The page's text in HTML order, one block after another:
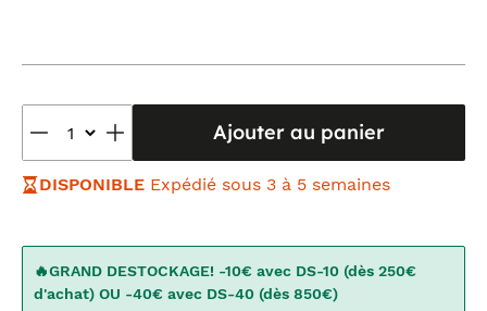
Ajouter au panier
DISPONIBLE Expédié sous 3 à 5 semaines
🔥GRAND DESTOCKAGE! -10€ avec DS-10 (dès 250€
d'achat) OU -40€ avec DS-40 (dès 850€)